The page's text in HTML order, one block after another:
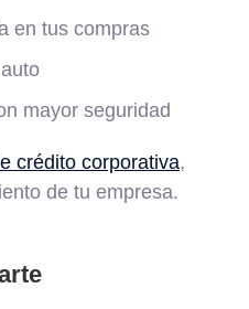
en tus compras
mayor seguridad
crédito corporativa,
de tu empresa.